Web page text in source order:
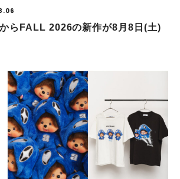
らFALL 2026の新作が8⽉8⽇(⼟)